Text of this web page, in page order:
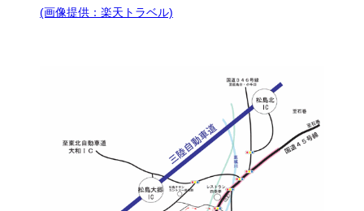
(画像提供：楽天トラベル)